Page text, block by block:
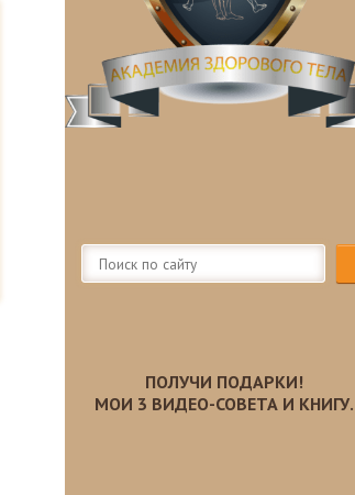
ПОЛУЧИ ПОДАРКИ!
МОИ 3 ВИДЕО-СОВЕТА И КНИГУ.